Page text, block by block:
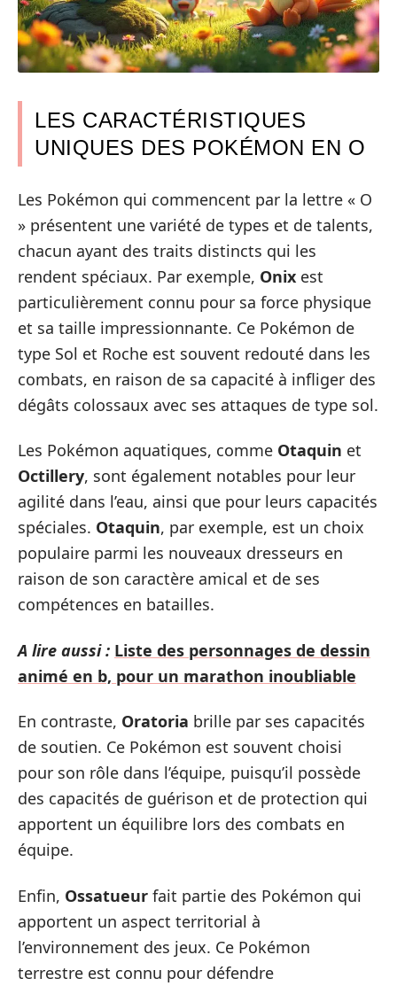
LES CARACTÉRISTIQUES
UNIQUES DES POKÉMON EN O
Les Pokémon qui commencent par la lettre « O
» présentent une variété de types et de talents,
chacun ayant des traits distincts qui les
rendent spéciaux. Par exemple, Onix est
particulièrement connu pour sa force physique
et sa taille impressionnante. Ce Pokémon de
type Sol et Roche est souvent redouté dans les
combats, en raison de sa capacité à infliger des
dégâts colossaux avec ses attaques de type sol.
Les Pokémon aquatiques, comme Otaquin et
Octillery, sont également notables pour leur
agilité dans l’eau, ainsi que pour leurs capacités
spéciales. Otaquin, par exemple, est un choix
populaire parmi les nouveaux dresseurs en
raison de son caractère amical et de ses
compétences en batailles.
A lire aussi : Liste des personnages de dessin
animé en b, pour un marathon inoubliable
En contraste, Oratoria brille par ses capacités
de soutien. Ce Pokémon est souvent choisi
pour son rôle dans l’équipe, puisqu’il possède
des capacités de guérison et de protection qui
apportent un équilibre lors des combats en
équipe.
Enfin, Ossatueur fait partie des Pokémon qui
apportent un aspect territorial à
l’environnement des jeux. Ce Pokémon
terrestre est connu pour défendre